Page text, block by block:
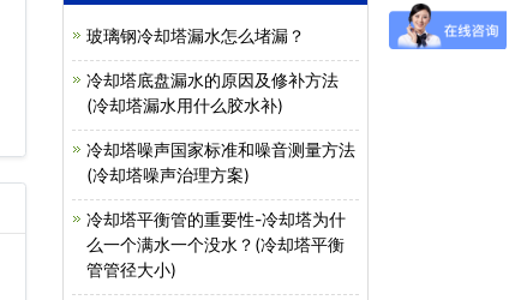
玻璃钢冷却塔漏水怎么堵漏？
冷却塔底盘漏水的原因及修补方法
(冷却塔漏水用什么胶水补)
冷却塔噪声国家标准和噪音测量方法
(冷却塔噪声治理方案)
冷却塔平衡管的重要性-冷却塔为什
么一个满水一个没水？(冷却塔平衡
管管径大小)